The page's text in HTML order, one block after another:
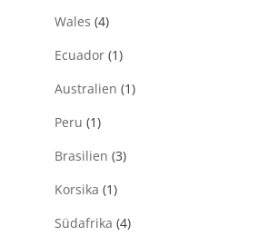
Wales (4)
Ecuador (1)
Australien (1)
Peru (1)
Brasilien (3)
Korsika (1)
Südafrika (4)